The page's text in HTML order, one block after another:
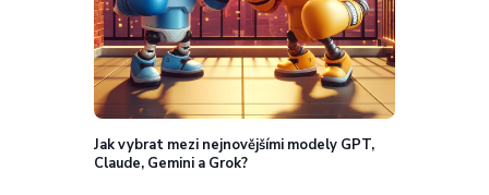
Jak vybrat mezi nejnovějšími modely GPT,
Claude, Gemini a Grok?